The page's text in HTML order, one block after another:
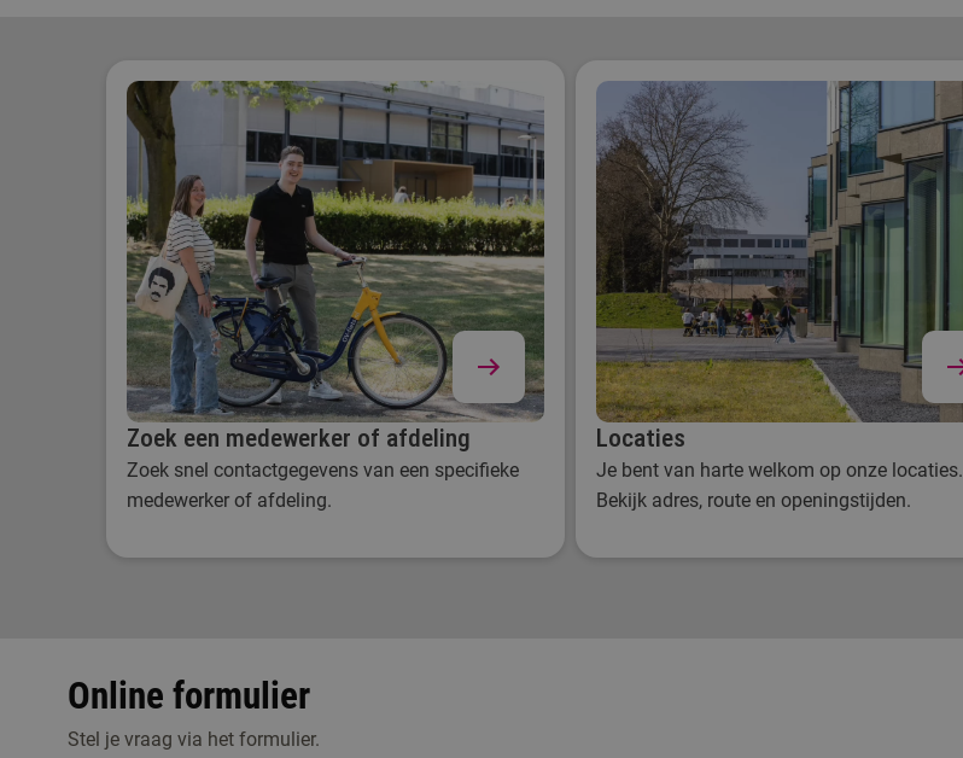
Zoek een medewerker of afdeling
Zoek snel contactgegevens van een specifieke
medewerker of afdeling.
Locaties
Je bent van harte welkom op onze locaties.
Bekijk adres, route en openingstijden.
Online formulier
Stel je vraag via het formulier.